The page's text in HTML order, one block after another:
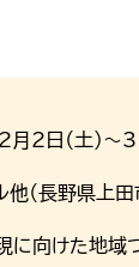
2日（土）～3
（長野県上田
向けた地域づ